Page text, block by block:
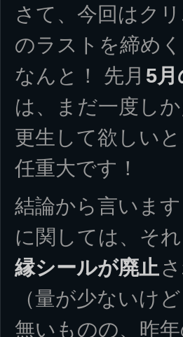
さて、今回はク
のラストを締め
なんと！ 先月 5月
は、まだ一度し
更生して欲しい
任重大です！
結論から言いま
に関しては、そ
縁シールが廃止
（量が少ないけ
無いものの、昨